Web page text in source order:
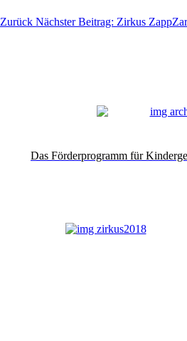
Zurück Nächster Beitrag: Zirkus
Das Förderprogramm für